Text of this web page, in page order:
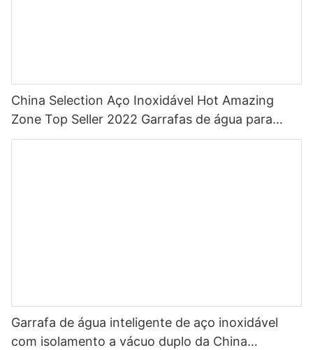
China Selection Aço Inoxidável Hot Amazing
Zone Top Seller 2022 Garrafas de água para
esportes com palha com cor personalizada
Garrafa de água inteligente de aço inoxidável
com isolamento a vácuo duplo da China